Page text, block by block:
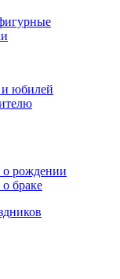
и юбилей
о рождении
о браке